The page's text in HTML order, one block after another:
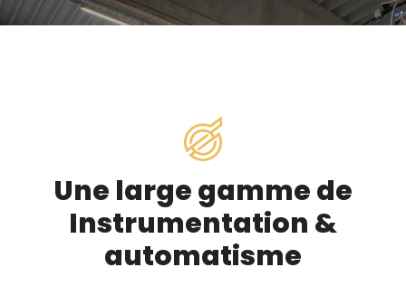
Une large gamme de
Instrumentation &
automatisme